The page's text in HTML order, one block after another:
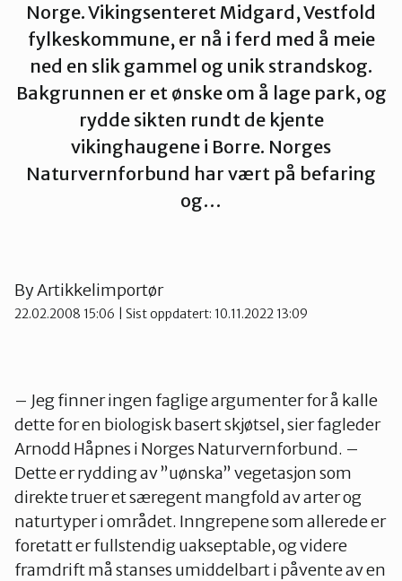
Sandefjord
Tønsberg og Færder
Norge. Vikingsenteret Midgard, Vestfold
fylkeskommune, er nå i ferd med å meie
ned en slik gammel og unik strandskog.
Bakgrunnen er et ønske om å lage park, og
rydde sikten rundt de kjente
vikinghaugene i Borre. Norges
Naturvernforbund har vært på befaring
og…
ByArtikkelimportør
22.02.2008 15:06 | Sist oppdatert: 10.11.2022 13:09
– Jeg finner ingen faglige argumenter for å kalle
dette for en biologisk basert skjøtsel, sier fagleder
Arnodd Håpnes i Norges Naturvernforbund. –
Dette er rydding av ”uønska” vegetasjon som
direkte truer et særegent mangfold av arter og
naturtyper i området. Inngrepene som allerede er
foretatt er fullstendig uakseptable, og videre
framdrift må stanses umiddelbart i påvente av en